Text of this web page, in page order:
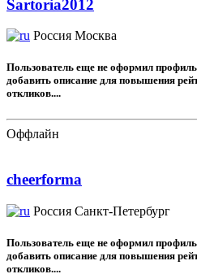
Sartoria2012
Россия Москва
Пользователь еще не оформил
добавить описание для повышения
откликов....
Оффлайн
cheerforma
Россия Санкт-Петербург
Пользователь еще не оформил
добавить описание для повышения
откликов....